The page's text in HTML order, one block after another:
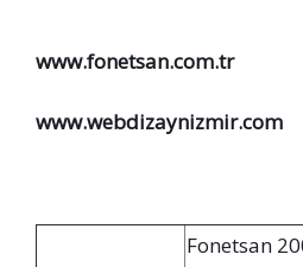
www.fonetsan.com.tr
www.webdizaynizmir.com
Fonetsan